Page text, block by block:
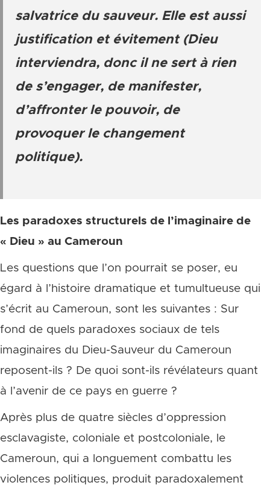
salvatrice du sauveur. Elle est aussi
justification et évitement (Dieu
interviendra, donc il ne sert à rien
de s’engager, de manifester,
d’affronter le pouvoir, de
provoquer le changement
politique).
Les paradoxes structurels de l’imaginaire de
« Dieu » au Cameroun
Les questions que l’on pourrait se poser, eu
égard à l’histoire dramatique et tumultueuse qui
s’écrit au Cameroun, sont les suivantes : Sur
fond de quels paradoxes sociaux de tels
imaginaires du Dieu-Sauveur du Cameroun
reposent-ils ? De quoi sont-ils révélateurs quant
à l’avenir de ce pays en guerre ?
Après plus de quatre siècles d’oppression
esclavagiste, coloniale et postcoloniale, le
Cameroun, qui a longuement combattu les
violences politiques, produit paradoxalement